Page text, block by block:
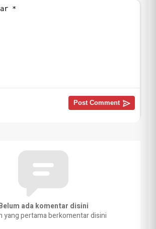
ada komentar disini
yang pertama berkomentar disini